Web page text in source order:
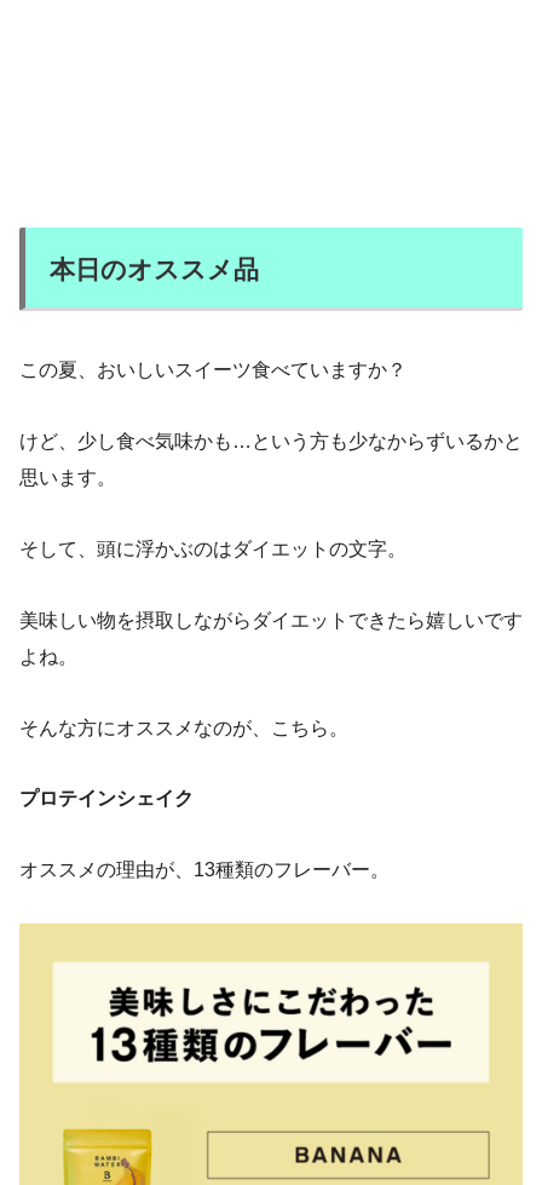
本日のオススメ品
この夏、おいしいスイーツ食べていますか？
けど、少し食べ気味かも…という方も少なからずいるかと
思います。
そして、頭に浮かぶのはダイエットの文字。
美味しい物を摂取しながらダイエットできたら嬉しいです
よね。
そんな方にオススメなのが、こちら。
プロテインシェイク
オススメの理由が、13種類のフレーバー。